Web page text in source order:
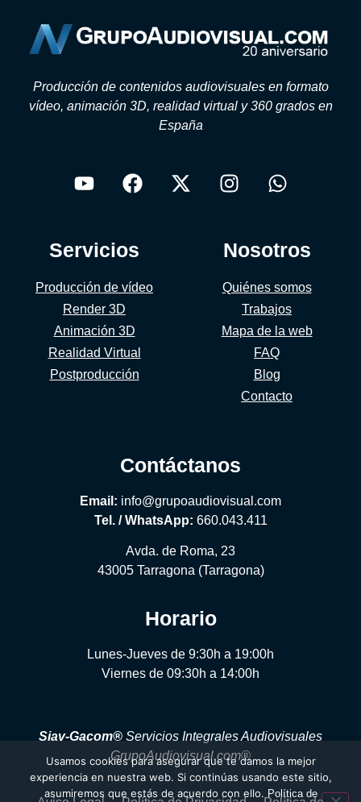
Producción de contenidos audiovisuales en formato
vídeo, animación 3D, realidad virtual y 360 grados en
España
Servicios
Producción de vídeo
Render 3D
Animación 3D
Realidad Virtual
Postproducción
Nosotros
Quiénes somos
Trabajos
Mapa de la web
FAQ
Blog
Contacto
Contáctanos
Email: info@grupoaudiovisual.com
Tel. / WhatsApp: 660.043.411
Avda. de Roma, 23
43005 Tarragona (Tarragona)
Horario
Lunes-Jueves de 9:30h a 19:00h
Viernes de 09:30h a 14:00h
Siav-Gacom® Servicios Integrales Audiovisuales
GrupoAudiovisual.com®
Usamos cookies para asegurar que te damos la mejor
experiencia en nuestra web. Si continúas usando este sitio,
asumiremos que estás de acuerdo con ello. Política de